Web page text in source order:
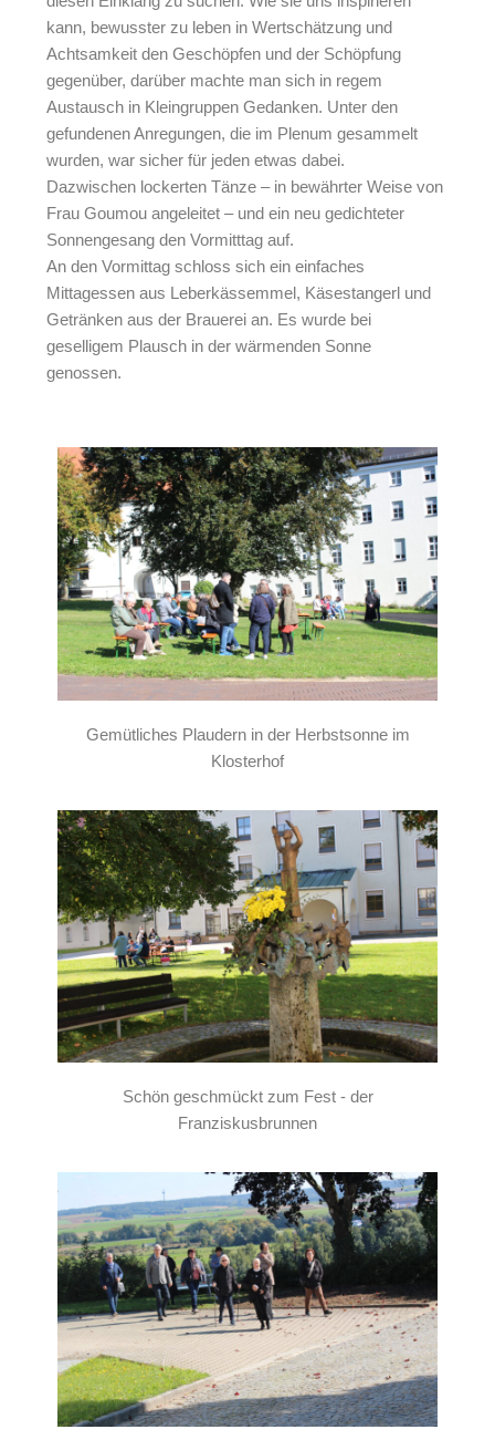
kann, bewusster zu leben in Wertschätzung und
Achtsamkeit den Geschöpfen und der Schöpfung
gegenüber, darüber machte man sich in regem
Austausch in Kleingruppen Gedanken. Unter den
gefundenen Anregungen, die im Plenum gesammelt
wurden, war sicher für jeden etwas dabei.
Dazwischen lockerten Tänze – in bewährter Weise von
Frau Goumou angeleitet – und ein neu gedichteter
Sonnengesang den Vormitttag auf.
An den Vormittag schloss sich ein einfaches
Mittagessen aus Leberkässemmel, Käsestangerl und
Getränken aus der Brauerei an. Es wurde bei
geselligem Plausch in der wärmenden Sonne
genossen.
Gemütliches Plaudern in der Herbstsonne im
Klosterhof
Schön geschmückt zum Fest - der
Franziskusbrunnen